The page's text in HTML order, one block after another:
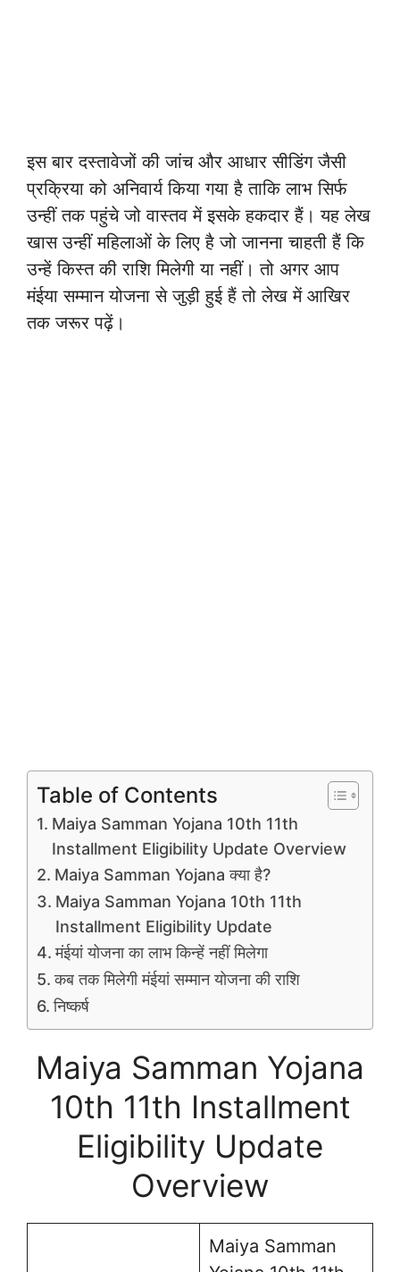
इस बार दस्तावेजों की जांच और आधार सीडिंग जैसी
प्रक्रिया को अनिवार्य किया गया है ताकि लाभ सिर्फ
उन्हीं तक पहुंचे जो वास्तव में इसके हकदार हैं। यह लेख
खास उन्हीं महिलाओं के लिए है जो जानना चाहती हैं कि
उन्हें किस्त की राशि मिलेगी या नहीं। तो अगर आप
मंईया सम्मान योजना से जुड़ी हुई हैं तो लेख में आखिर
तक जरूर पढ़ें।
Table of Contents
Maiya Samman Yojana 10th 11th
Installment Eligibility Update Overview
Maiya Samman Yojana क्या है?
Maiya Samman Yojana 10th 11th
Installment Eligibility Update
मंईयां योजना का लाभ किन्हें नहीं मिलेगा
कब तक मिलेगी मंईयां सम्मान योजना की राशि
निष्कर्ष
Maiya Samman Yojana
10th 11th Installment
Eligibility Update
Overview
Maiya Samman